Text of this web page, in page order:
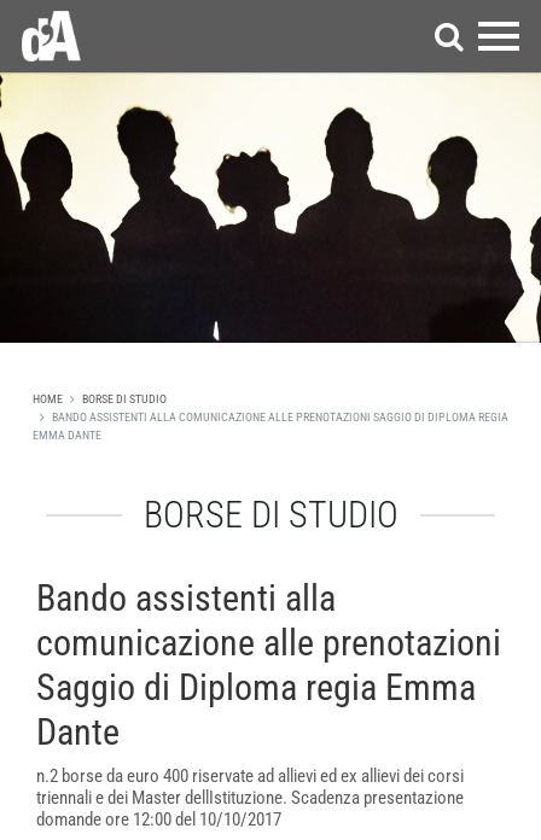
HOME
BORSE DI STUDIO
BANDO ASSISTENTI ALLA COMUNICAZIONE ALLE PRENOTAZIONI SAGGIO DI DIPLOMA REGIA
EMMA DANTE
BORSE DI STUDIO
Bando assistenti alla
comunicazione alle prenotazioni
Saggio di Diploma regia Emma
Dante
n.2 borse da euro 400 riservate ad allievi ed ex allievi dei corsi
triennali e dei Master dellIstituzione. Scadenza presentazione
domande ore 12:00 del 10/10/2017